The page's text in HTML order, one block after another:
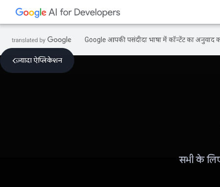
Google आपकी पसंदीदा भाषा में कॉन्टेंट का अनुवाद
ज़्यादा ऐप्लिकेशन
सभी के